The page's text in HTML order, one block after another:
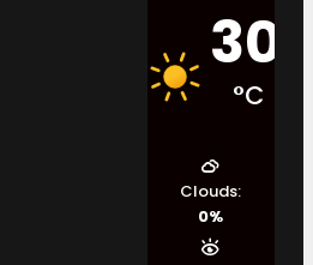
30
°C
Clouds:
0%